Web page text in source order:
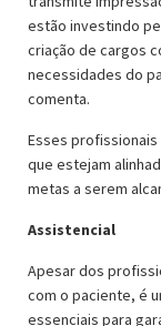
estão investindo
criação de cargos
necessidades do
comenta.
Esses
que estejam
metas a serem
Assistencial
Apesar dos
com o paciente, é
essenciais para